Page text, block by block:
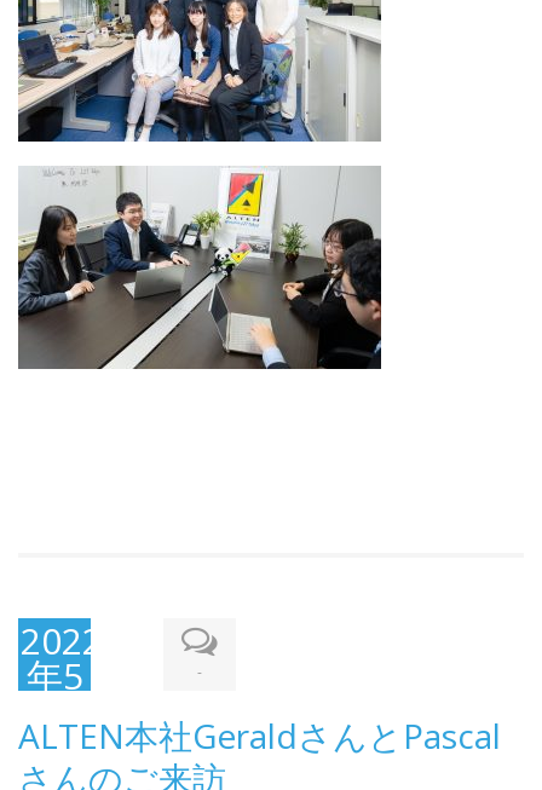
2022
年5
23
-
ALTEN本社GeraldさんとPascal
さんのご来訪